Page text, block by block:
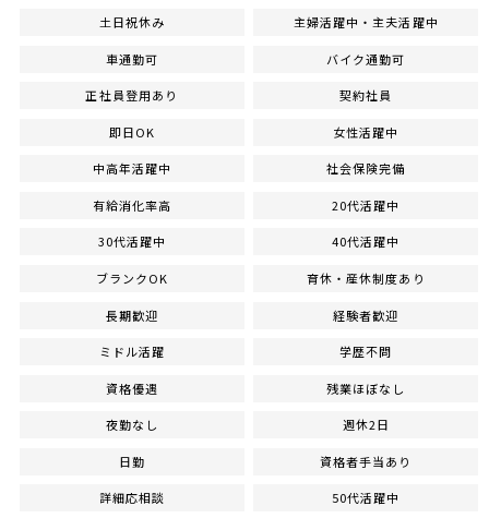
土日祝休み 主婦活躍中・主夫活躍中
車通勤可 バイク通勤可
正社員登用あり 契約社員
即日OK 女性活躍中
中高年活躍中 社会保険完備
有給消化率高 20代活躍中
30代活躍中 40代活躍中
ブランクOK 育休・産休制度あり
長期歓迎 経験者歓迎
ミドル活躍 学歴不問
資格優遇 残業ほぼなし
夜勤なし 週休2日
日勤 資格者手当あり
詳細応相談 50代活躍中